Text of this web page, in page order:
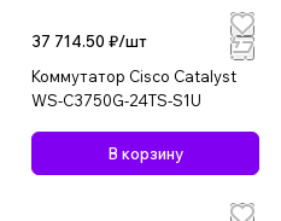
37 714.50 ₽/шт
Коммутатор Cisco Catalyst
WS-C3750G-24TS-S1U
В корзину